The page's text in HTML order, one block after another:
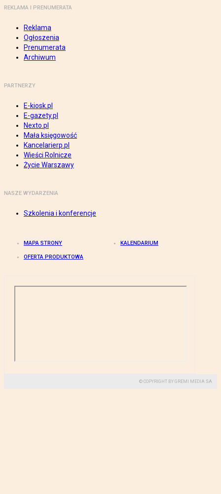
REKLAMA I PRENUMERATA
Reklama
Ogłoszenia
Prenumerata
Archiwum
PARTNERZY
E-kiosk.pl
E-gazety.pl
Nexto.pl
Mała księgowość
Kancelarierp.pl
Wieści Rolnicze
Życie Warszawy
NASZE WYDARZENIA
Szkolenia i konferencje
MAPA STRONY KALENDARIUM
OFERTA PRODUKTOWA
© COPYRIGHT BY GREMI MEDIA SA